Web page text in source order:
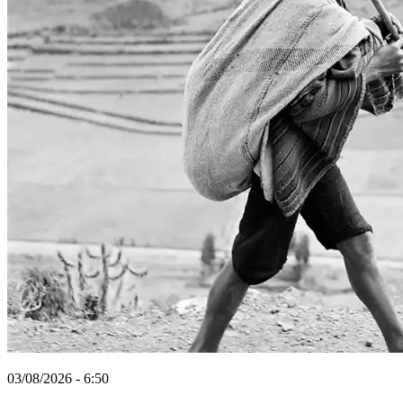
03/08/2026 - 6:50